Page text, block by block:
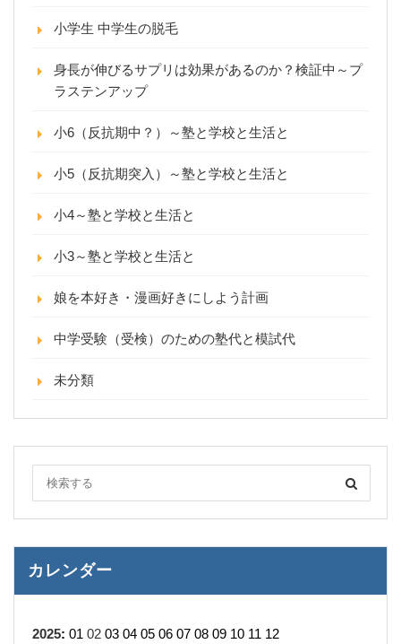
小学生 中学生の脱毛
身長が伸びるサプリは効果があるのか？検証中～プ
ラステンアップ
小6（反抗期中？）～塾と学校と生活と
小5（反抗期突入）～塾と学校と生活と
小4～塾と学校と生活と
小3～塾と学校と生活と
娘を本好き・漫画好きにしよう計画
中学受験（受検）のための塾代と模試代
未分類
カレンダー
2025: 01 02 03 04 05 06 07 08 09 10 11 12